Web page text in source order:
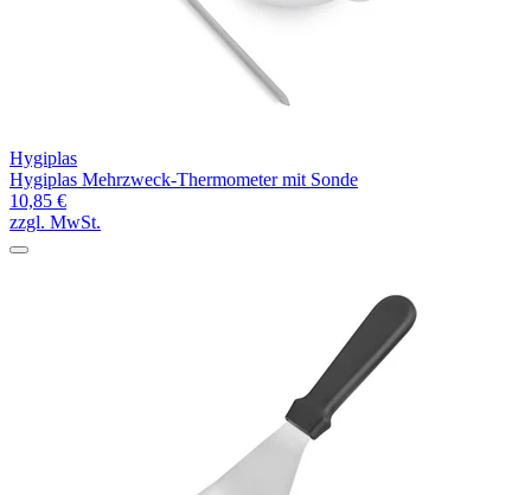
Hygiplas
Hygiplas Mehrzweck-Thermometer mit Sonde
10,85 €
zzgl. MwSt.